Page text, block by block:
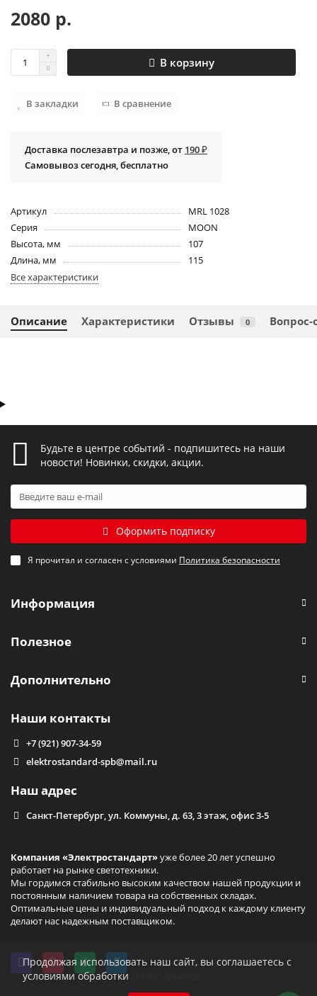
2080 р.
В корзину
В закладки В сравнение
Доставка послезавтра и позже, от 190 ₽
Самовывоз сегодня, бесплатно
Артикул
MRL 1028
Серия
MOON
Высота, мм
107
Длина, мм
115
Все характеристики
Описание Характеристики Отзывы 0 Вопрос-
Будьте в центре событий - подпишитесь на наши
новости! Новинки, скидки, акции.
Оформить подписку
Я прочитал и согласен с условиями Политика безопасности
Информация
Полезное
Дополнительно
Наши контакты
+7 (921) 907-34-59
elektrostandard-spb@mail.ru
Наш адрес
Санкт-Петербург, ул. Коммуны, д. 63, 3 этаж, офис 3-5
Компания «Электростандарт»уже более 20 лет успешно
работает на рынке светотехники.
Мы гордимся стабильно высоким качеством нашей продукции и
постоянным наличием товара на собственных складах.
Оптимальные цены и индивидуальный подход к каждому клиенту
делают нас надежным поставщиком.
Продолжая использовать наш сайт, вы соглашаетесь с
условиями обработки